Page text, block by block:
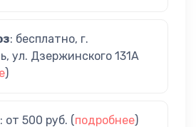
: бесплатно, г.
ул. Дзержинского 131А
)
: от 500 руб. (подробнее)